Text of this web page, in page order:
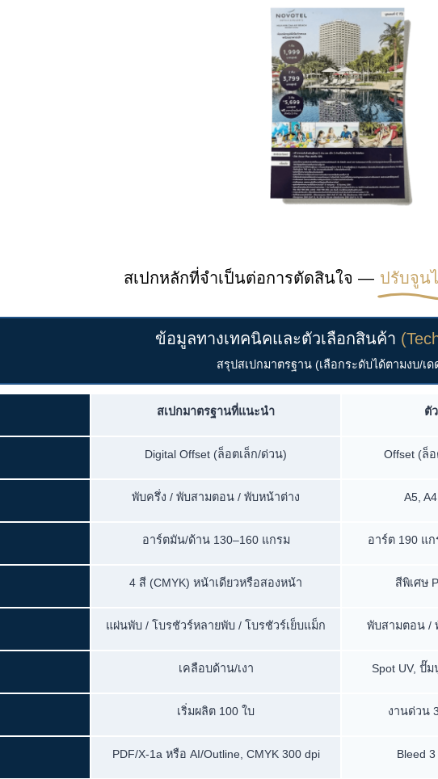
สเปกหลักที่จำเป็นต่อการตัดสินใจ — ปรับจูน
ข้อมูลทางเทคนิคและตัวเลือกสินค้า
สรุปสเปกมาตรฐาน (เลือกระดับได้ตามงบ/เด
สเปกมาตรฐานที่แนะนำ ตั
Digital Offset (ล็อตเล็ก/ด่วน) Offset (ล็
พับครึ่ง / พับสามตอน / พับหน้าต่าง A5,
อาร์ตมัน/ด้าน 130–160 แกรม อาร์ต 190 แ
4 สี (CMYK) หน้าเดียวหรือสองหน้า สีพิเศษ
แผ่นพับ / โบรชัวร์หลายพับ / โบรชัวร์เย็บแม็ก พับสามตอน /
เคลือบด้าน/เงา Spot UV, ปั๊
เริ่มผลิต 100 ใบ งานด่วน
PDF/X-1a หรือ AI/Outline, CMYK 300 dpi Bleed